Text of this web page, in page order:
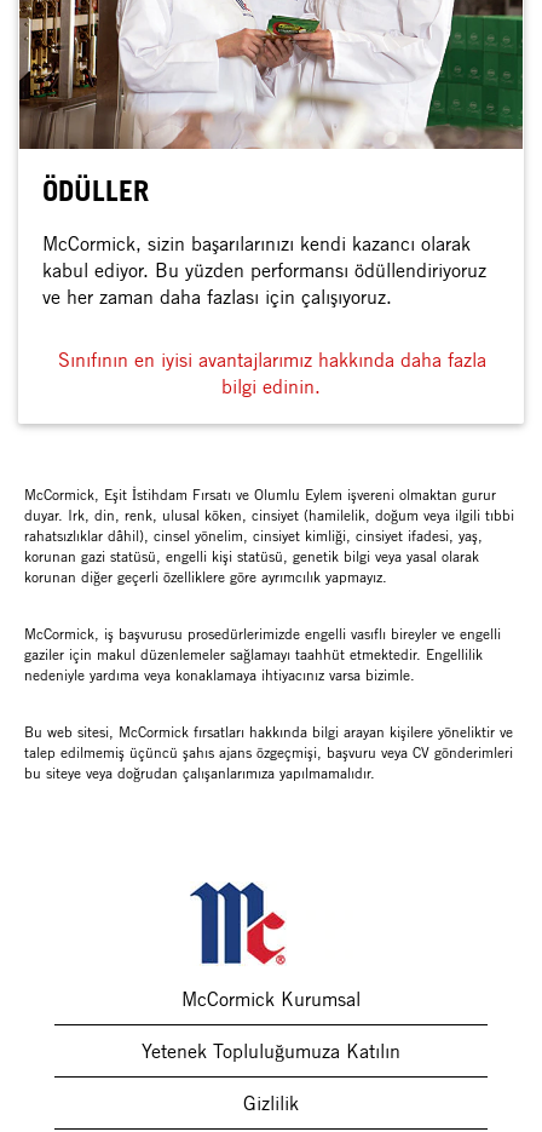
ÖDÜLLER
McCormick, sizin başarılarınızı kendi kazancı olarak
kabul ediyor. Bu yüzden performansı ödüllendiriyoruz
ve her zaman daha fazlası için çalışıyoruz.
Sınıfının en iyisi avantajlarımız hakkında daha fazla
bilgi edinin.
McCormick, Eşit İstihdam Fırsatı ve Olumlu Eylem işvereni olmaktan gurur
duyar. Irk, din, renk, ulusal köken, cinsiyet (hamilelik, doğum veya ilgili tıbbi
rahatsızlıklar dâhil), cinsel yönelim, cinsiyet kimliği, cinsiyet ifadesi, yaş,
korunan gazi statüsü, engelli kişi statüsü, genetik bilgi veya yasal olarak
korunan diğer geçerli özelliklere göre ayrımcılık yapmayız.
McCormick, iş başvurusu prosedürlerimizde engelli vasıflı bireyler ve engelli
gaziler için makul düzenlemeler sağlamayı taahhüt etmektedir. Engellilik
nedeniyle yardıma veya konaklamaya ihtiyacınız varsa bizimle.
Bu web sitesi, McCormick fırsatları hakkında bilgi arayan kişilere yöneliktir ve
talep edilmemiş üçüncü şahıs ajans özgeçmişi, başvuru veya CV gönderimleri
bu siteye veya doğrudan çalışanlarımıza yapılmamalıdır.
McCormick Kurumsal
Yetenek Topluluğumuza Katılın
Gizlilik